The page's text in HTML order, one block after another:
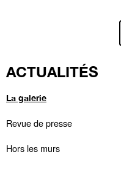
ACTUALITÉS
La galerie
Revue de presse
Hors les murs